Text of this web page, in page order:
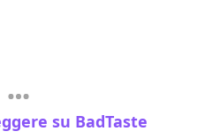
su BadTaste